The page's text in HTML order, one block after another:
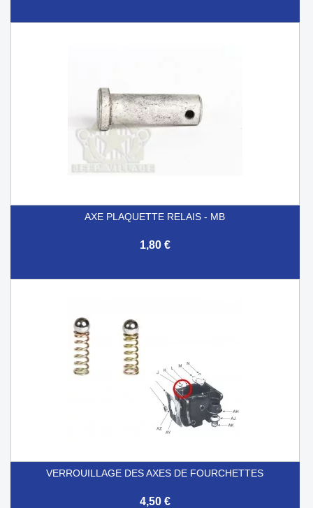
AXE PLAQUETTE RELAIS - MB
1,80 €
VERROUILLAGE DES AXES DE FOURCHETTES
4,50 €